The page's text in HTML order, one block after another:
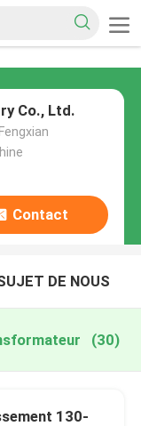
Co., Ltd.
Contact
DE NOUS
(30)
130-